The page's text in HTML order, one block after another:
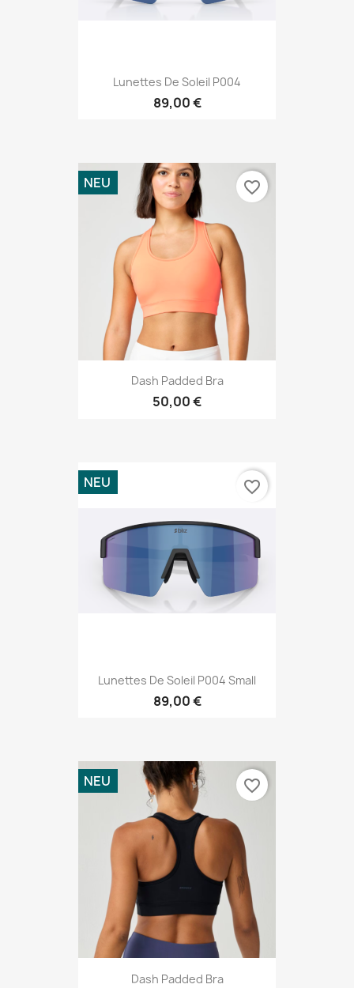
Lunettes De Soleil P004
89,00 €
Dash Padded Bra
50,00 €
NEU favorite_border
Lunettes De Soleil P004 Small
89,00 €
NEU favorite_border
Dash Padded Bra
NEU favorite_border